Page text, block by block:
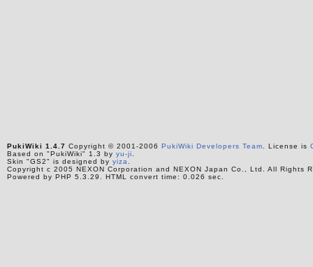
PukiWiki 1.4.7 Copyright © 2001-2006 PukiWiki Developers Team . License is
Based on "PukiWiki" 1.3 by yu-ji
Skin "GS2" is designed by yiza
Copyright c 2005 NEXON Corporation and NEXON Japan Co., Ltd. All Rights
Powered by PHP 5.3.29. HTML convert time: 0.026 sec.